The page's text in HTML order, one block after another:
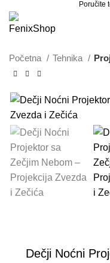
Poručite
Početna Tehnika
Dečji Noćni